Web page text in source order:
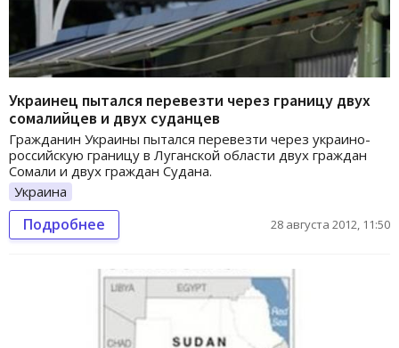
Украинец пытался перевезти через границу двух
сомалийцев и двух суданцев
Гражданин Украины пытался перевезти через украино-
российскую границу в Луганской области двух граждан
Сомали и двух граждан Судана.
Украина
Подробнее 28 августа 2012, 11:50